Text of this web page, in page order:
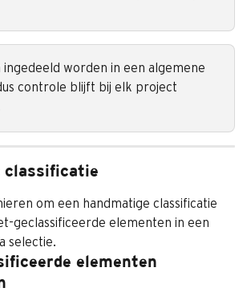
ingedeeld worden in een algemene
controle blijft bij elk project
classificatie
om een handmatige classificatie
geclassificeerde elementen in een
selectie.
elementen